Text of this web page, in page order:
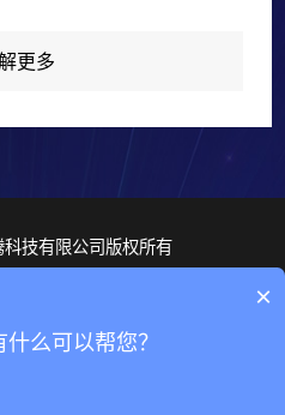
更多
技有限公司版权所有
全管理体系认证
×
么可以帮您？